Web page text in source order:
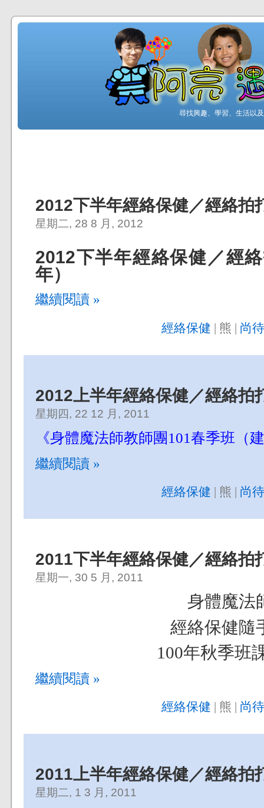
尋找興趣、學習、生活以
2012下半年經絡保健／經絡拍
星期二, 28 8 月, 2012
2012下半年經絡保健／經
年）
繼續閱讀 »
經絡保健 | 熊 | 尚
2012上半年經絡保健／經絡拍
星期四, 22 12 月, 2011
《身體魔法師教師團101春季班（
繼續閱讀 »
經絡保健 | 熊 | 尚
2011下半年經絡保健／經絡拍
星期一, 30 5 月, 2011
身體魔法
經絡保健隨
100年秋季班
繼續閱讀 »
經絡保健 | 熊 | 尚
2011上半年經絡保健／經絡拍
星期二, 1 3 月, 2011